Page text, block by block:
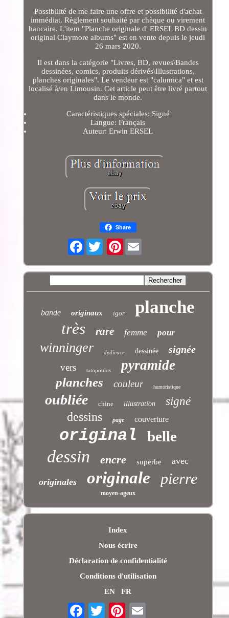
Possibilité de me faire une offre et possibilité d'achat
immédiat. Règlement souhaité par chèque ou virement
bancaire. L'item "Planche originale d' ERSEL BD dessin
original Claymore albums" est en vente depuis le jeudi
26 mars 2020.
Il est dans la catégorie "Livres, BD, revues\Bandes
dessinées, comics, produits dérivés\Illustrations,
planches originales". Le vendeur est "calumica" et est
localisé à/en Limousin. Cet article peut être livré partout
dans le monde.
Caractéristiques spéciales: Signé
Langue: Français
Auteur: Erwin ERSEL
Share
Facebook Pinterest
bande originaux igor planche
très rare femme pour
winninger dedicace dessinée signée
vers tatopoulos pyramide
planches couleur humoristique
oubliée chine illustration signé
dessins page couverture
original belle
dessin encre superbe avec
originales originale pierre
moyen-ageux
Index
Nous écrire
Déclaration de confidentialité
Conditions d'utilisation
EN
FR